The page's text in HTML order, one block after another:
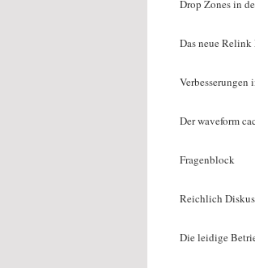
Drop Zones in
Das neue Relink
Verbesserungen
Der waveform
Fragenblock
Reichlich
Die leidige